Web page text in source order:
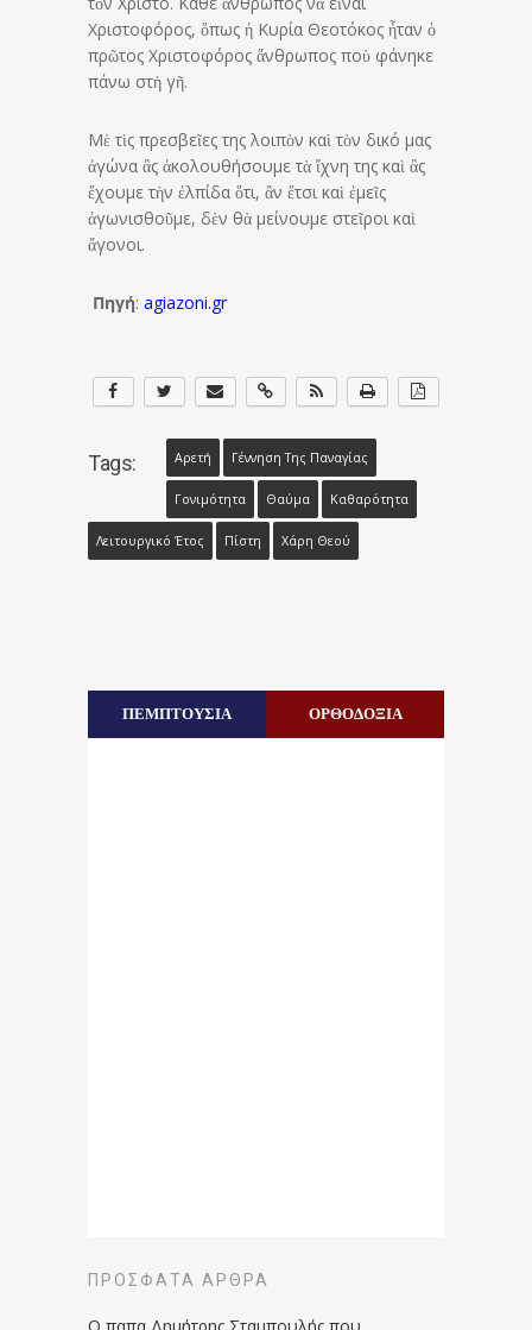
Χριστοφόρος, ὅπως ἡ Κυρία Θεοτόκος ἦταν ὁ
πρῶτος Χριστοφόρος ἄνθρωπος ποὺ φάνηκε
πάνω στὴ γῆ.
Μὲ τὶς πρεσβεῖες της λοιπὸν καὶ τὸν δικό μας
ἀγώνα ἂς ἀκολουθήσουμε τὰ ἴχνη της καὶ ἂς
ἔχουμε τὴν ἐλπίδα ὅτι, ἂν ἔτσι καὶ ἐμεῖς
ἀγωνισθοῦμε, δὲν θὰ μείνουμε στεῖροι καὶ
ἄγονοι.
Πηγή: agiazoni.gr
Tags: Αρετή Γέννηση Της Παναγίας
Γονιμότητα Θαύμα Καθαρότητα
Λειτουργικό Έτος Πίστη Χάρη Θεού
ΠΕΜΠΤΟΥΣΙΑ ΟΡΘΟΔΟΞΙΑ
ΠΡΌΣΦΑΤΑ ΆΡΘΡΑ